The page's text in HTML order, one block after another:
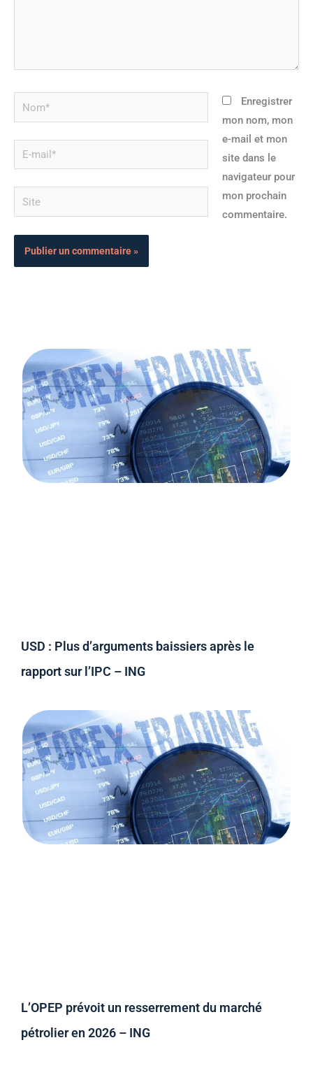
Nom*
mail*
Site
Enregistrer
mon nom, mon
e-mail et mon
site dans le
navigateur pour
mon prochain
commentaire.
USD : Plus d’arguments baissiers après le
rapport sur l’IPC – ING
L’OPEP prévoit un resserrement du marché
pétrolier en 2026 – ING